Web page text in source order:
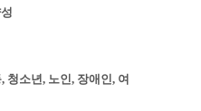
청소년, 노인, 장애인, 여